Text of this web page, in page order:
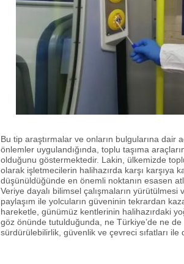
Bu tip araştırmalar ve onların bulgularına dair
önlemler uygulandığında, toplu taşıma
olduğunu göstermektedir. Lakin, ülkemizde
olarak işletmecilerin halihazırda karşı karşıya
düşünüldüğünde en önemli noktanın esasen
Veriye dayalı bilimsel çalışmaların
paylaşım ile yolcuların güveninin tekrardan
hareketle, günümüz kentlerinin halihazırdaki
göz önünde tutulduğunda, ne Türkiye’de ne
sürdürülebilirlik, güvenlik ve çevreci sıfatları